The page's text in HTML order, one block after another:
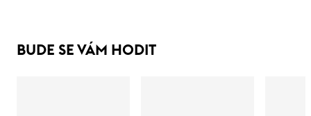
BUDE SE VÁM HODIT